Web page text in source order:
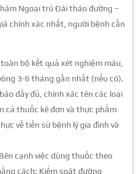
Ngoại trú Đái tháo đường –
chính xác nhất, người bệnh cần
bộ kết quả xét nghiệm máu,
3-6 tháng gần nhất (nếu có).
đầy đủ, chính xác tên các loại
cả thuốc kê đơn và thực phẩm
về tiền sử bệnh lý gia đình và
Bên cạnh việc dùng thuốc theo
cách: Kiểm soát đường